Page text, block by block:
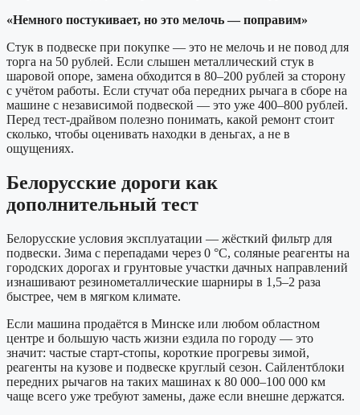
«Немного постукивает, но это мелочь — поправим»
Стук в подвеске при покупке — это не мелочь и не повод для
торга на 50 рублей. Если слышен металлический стук в
шаровой опоре, замена обходится в 80–200 рублей за сторону
с учётом работы. Если стучат оба передних рычага в сборе на
машине с независимой подвеской — это уже 400–800 рублей.
Перед тест-драйвом полезно понимать, какой ремонт стоит
сколько, чтобы оценивать находки в деньгах, а не в
ощущениях.
Белорусские дороги как
дополнительный тест
Белорусские условия эксплуатации — жёсткий фильтр для
подвески. Зима с перепадами через 0 °C, соляные реагенты на
городских дорогах и грунтовые участки дачных направлений
изнашивают резинометаллические шарниры в 1,5–2 раза
быстрее, чем в мягком климате.
Если машина продаётся в Минске или любом областном
центре и большую часть жизни ездила по городу — это
значит: частые старт-стопы, короткие прогревы зимой,
реагенты на кузове и подвеске круглый сезон. Сайлентблоки
передних рычагов на таких машинах к 80 000–100 000 км
чаще всего уже требуют замены, даже если внешне держатся.